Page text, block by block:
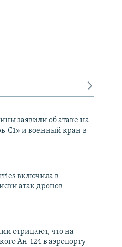
заявили об атаке на
С1» и военный кран в
включила в
атак дронов
отрицают, что на
Ан-124 в аэропорту